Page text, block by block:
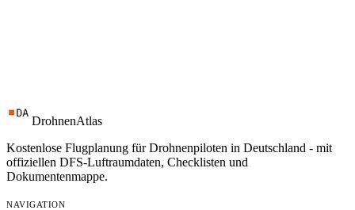
DrohnenAtlas
Kostenlose Flugplanung für Drohnenpiloten in Deutschland - mit
offiziellen DFS-Luftraumdaten, Checklisten und
Dokumentenmappe.
NAVIGATION